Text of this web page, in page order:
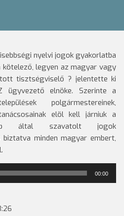
nyelvi jogok gyakorlatba
kötelező, legyen az magyar vagy
tisztségviselő ? jelentette ki
ügyvezető elnöke. Szerinte a
polgármestereinek,
elöl kell járniuk a
által szavatolt jogok
biztatva minden magyar embert,
00:00